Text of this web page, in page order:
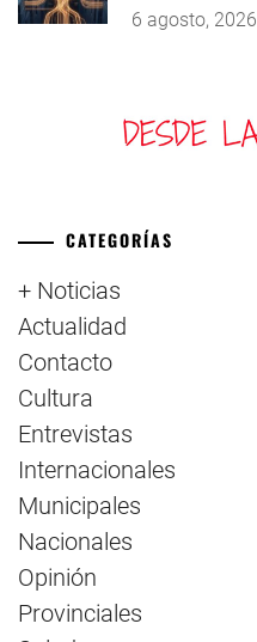
6 agosto, 2026
CATEGORÍAS
+ Noticias
Actualidad
Contacto
Cultura
Entrevistas
Internacionales
Municipales
Nacionales
Opinión
Provinciales